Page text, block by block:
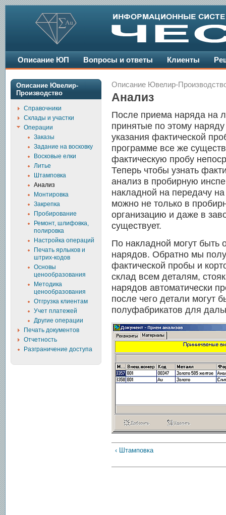
Описание Ювелир-
Анализ
После приема наряда на
принятые по этому
указания фактической
программе все же
фактическую пробу
Теперь чтобы узнать
анализ в пробирную
накладной на передачу
можно не только в
организацию и даже в
существует.
По накладной могут быть
нарядов. Обратно мы
фактической пробы и
склад всем деталям,
нарядов автоматически
после чего детали могут
полуфабрикатов для
‹ Штамповка
Описание ЮП Вопросы и ответы Клиенты
Описание Ювелир-
Производство
Справочники
Склады и участки
Операции
Заказы
Задание на восковку
Восковые елки
Литье
Штамповка
Анализ
Монтировка
Закрепка
Пробирование
Ремонт, шлифовка,
полировка
Настройка операций
Печать ярлыков и
штрих-кодов
Основы
ценообразования
Методика
ценообразования
Отгрузка клиентам
Учет платежей
Другие операции
Печать документов
Отчетность
Разграничение доступа